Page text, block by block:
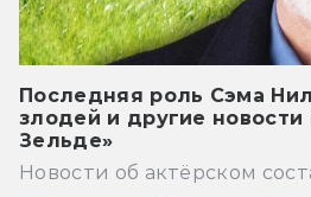
Последняя роль Сэма
злодей и другие
Зельде»
Новости об актёрском